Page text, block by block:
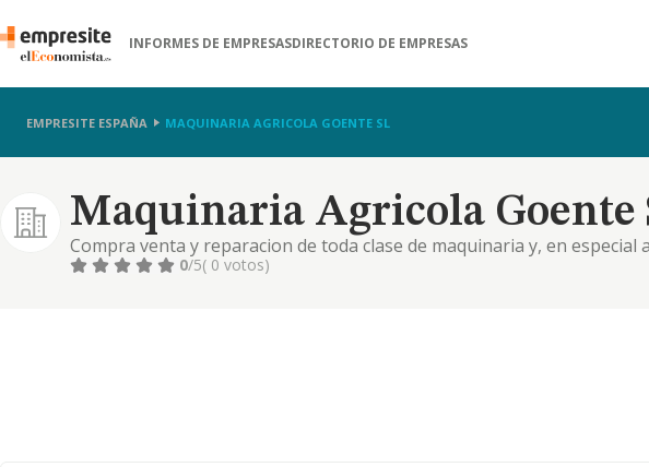
INFORMES DE EMPRESASDIRECTORIO DE EMPRESAS
EMPRESITE ESPAÑA MAQUINARIA AGRICOLA GOENTE SL
Maquinaria Agricola Goente
Compra venta y reparacion de toda clase de maquinaria y, en especial
0/5( 0 votos)